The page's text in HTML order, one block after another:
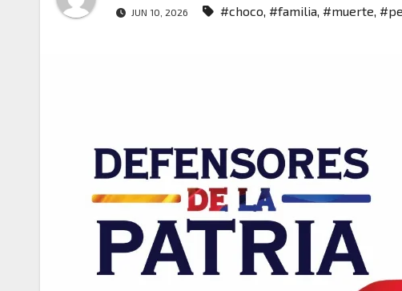
JUN 10, 2026 #choco #familia #muerte